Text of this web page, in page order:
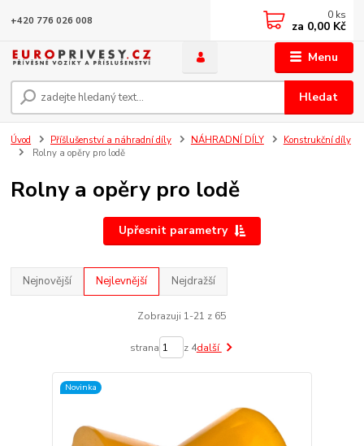
Menu
Hledat
+420 776 026 008 0 ks
za 0,00 Kč
Úvod Příšlušenství a náhradní díly NÁHRADNÍ DÍLY
Konstrukční díly
Rolny a opěry pro lodě
Rolny a opěry pro lodě
Upřesnit parametry
Nejnovější Nejlevnější Nejdražší
Zobrazuji 1-21 z 65
strana z 4další
Novinka